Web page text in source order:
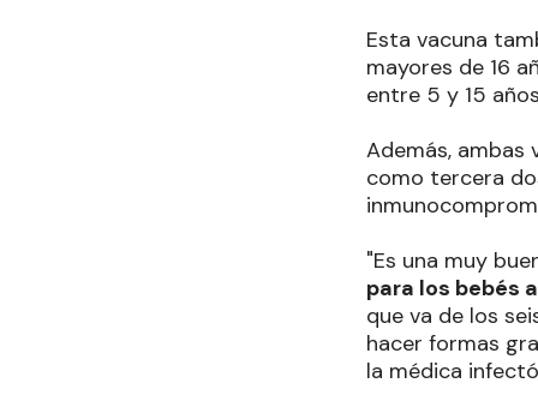
Esta vacuna
mayores de 16
entre 5 y 15
Además, ambas
como tercera
"Es una muy
para los bebés
que va de los
hacer formas
la médica